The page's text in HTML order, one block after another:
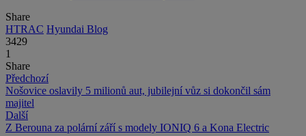
Share
HTRAC Hyundai Blog
3429
1
Share
Předchozí
Nošovice oslavily 5 milionů aut, jubilejní vůz si dokončil sám
majitel
Další
Z Berouna za polární září s modely IONIQ 6 a Kona Electric